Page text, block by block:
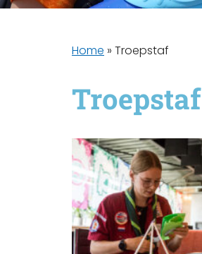
Home » Troepstaf
Troepstaf